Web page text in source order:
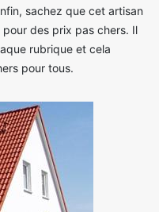
sachez que cet artisan
des prix pas chers. Il
rubrique et cela
pour tous.